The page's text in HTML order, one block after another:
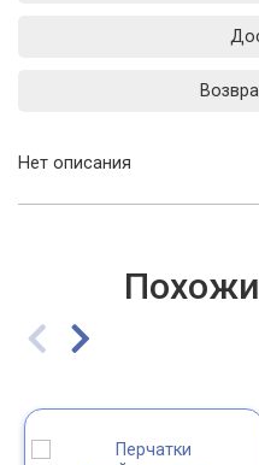
Нет описания